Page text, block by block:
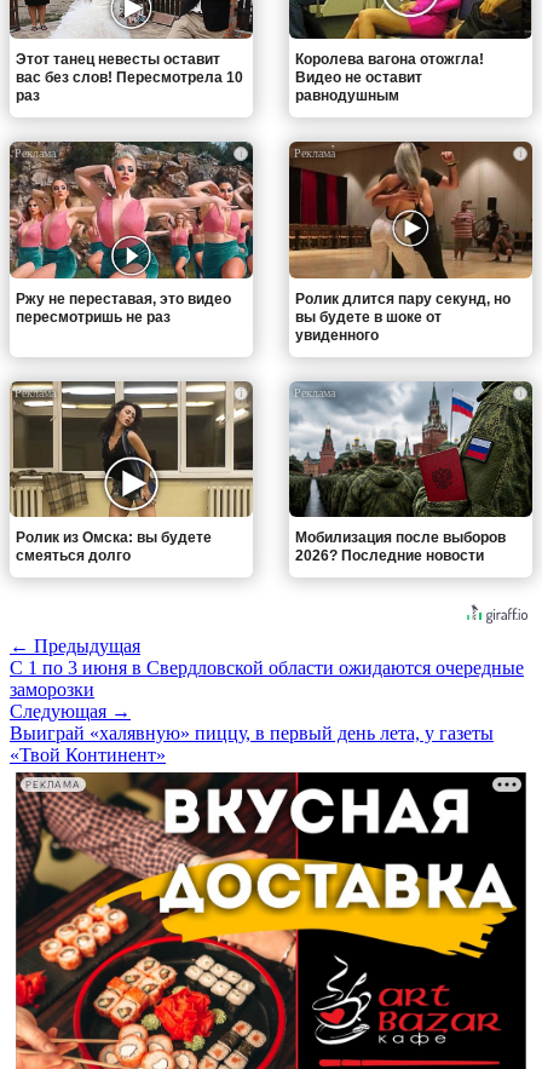
Этот танец невесты оставит
вас без слов! Пересмотрела 10
раз
Королева вагона отожгла!
Видео не оставит
равнодушным
i
Ржу не переставая, это видео
пересмотришь не раз
i
Ролик длится пару секунд, но
вы будете в шоке от
увиденного
i
Ролик из Омска: вы будете
смеяться долго
i
Мобилизация после выборов
2026? Последние новости
← Предыдущая
С 1 по 3 июня в Свердловской области ожидаются очередные
заморозки
Следующая →
Выиграй «халявную» пиццу, в первый день лета, у газеты
«Твой Континент»
РЕКЛАМА